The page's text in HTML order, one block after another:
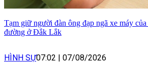
Tạm giữ người đàn ông đạp ngã xe máy
đường ở Đắk Lắk
HÌNH SỰ07:02 07/08/2026